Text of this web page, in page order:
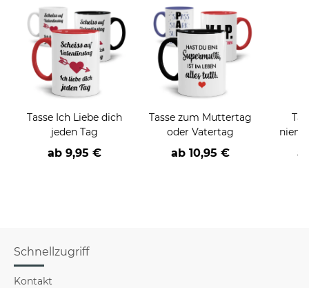
Tasse Ich Liebe dich
jeden Tag
ab 9,95 €
Tasse zum Muttertag
oder Vatertag
ab 10,95 €
Schnellzugriff
Kontakt